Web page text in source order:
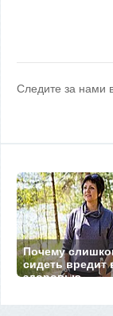
Следите за нами
Почему
сидеть вредит
здоровью